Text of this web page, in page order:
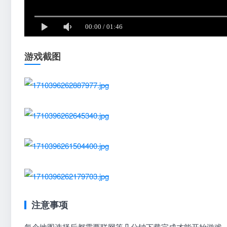
游戏截图
注意事项